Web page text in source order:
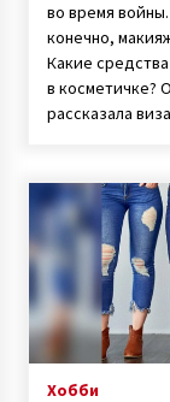
во время
конечно,
Какие
в косметичке?
рассказала
Хобби